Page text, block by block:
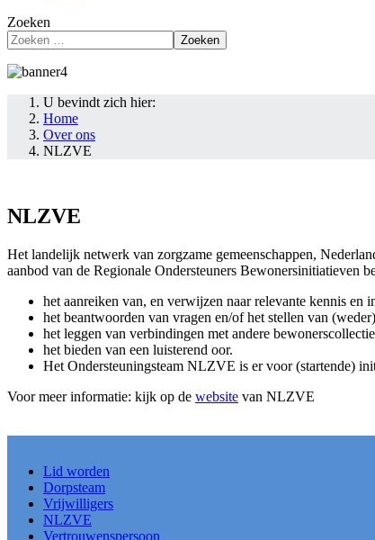
Zoeken
Zoeken
U bevindt zich hier:
Home
Over ons
NLZVE
NLZVE
Het landelijk netwerk van zorgzame gemeenschappen,
aanbod van de Regionale Ondersteuners Bewonersinitiatieven
het aanreiken van, en verwijzen naar relevante kennis en
het beantwoorden van vragen en/of het stellen van
het leggen van verbindingen met andere
het bieden van een luisterend oor.
Het Ondersteuningsteam NLZVE is er voor (startende)
Voor meer informatie: kijk op de website van NLZVE
Lid worden
Dorpsteam
Vrijwilligers
NLZVE
Vertrouwenspersoon